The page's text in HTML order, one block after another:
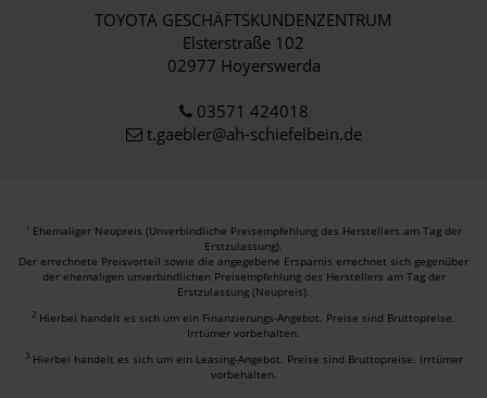
TOYOTA GESCHÄFTSKUNDENZENTRUM
Elsterstraße 102
02977 Hoyerswerda
03571 424018
t.gaebler@ah-schiefelbein.de
1 Ehemaliger Neupreis (Unverbindliche Preisempfehlung des Herstellers am Tag der
Erstzulassung).
Der errechnete Preisvorteil sowie die angegebene Ersparnis errechnet sich gegenüber
der ehemaligen unverbindlichen Preisempfehlung des Herstellers am Tag der
Erstzulassung (Neupreis).
2 Hierbei handelt es sich um ein Finanzierungs-Angebot. Preise sind Bruttopreise.
Irrtümer vorbehalten.
3 Hierbei handelt es sich um ein Leasing-Angebot. Preise sind Bruttopreise. Irrtümer
vorbehalten.